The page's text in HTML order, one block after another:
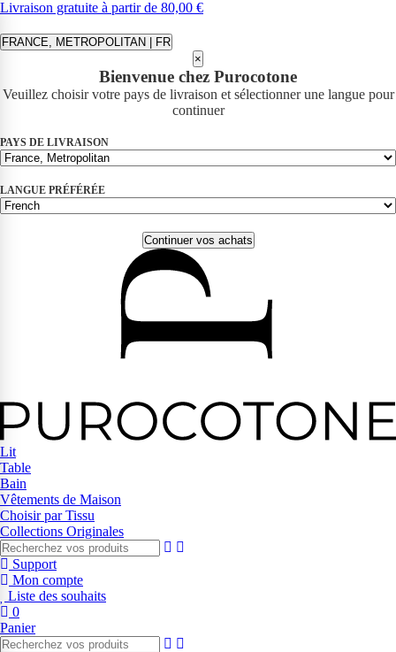
Livraison gratuite à partir de 80,00 €
FRANCE, METROPOLITAN | FR
×
Bienvenue chez Purocotone
Veuillez choisir votre pays de livraison et sélectionner une langue pour
continuer
PAYS DE LIVRAISON
LANGUE PRÉFÉRÉE
Continuer vos achats
Lit
Table
Bain
Vêtements de Maison
Choisir par Tissu
Collections Originales
Support
Mon compte
Liste des souhaits
0
Panier